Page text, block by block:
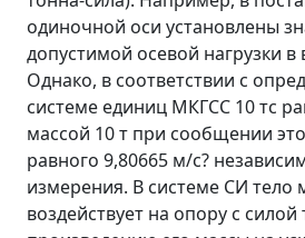
одиночной оси установлены
допустимой осевой нагрузки в
Однако, в соответствии с
системе единиц МКГСС 10 тс
массой 10 т при сообщении
равного 9,80665 м/с?
измерения. В системе СИ тело
воздействует на опору с